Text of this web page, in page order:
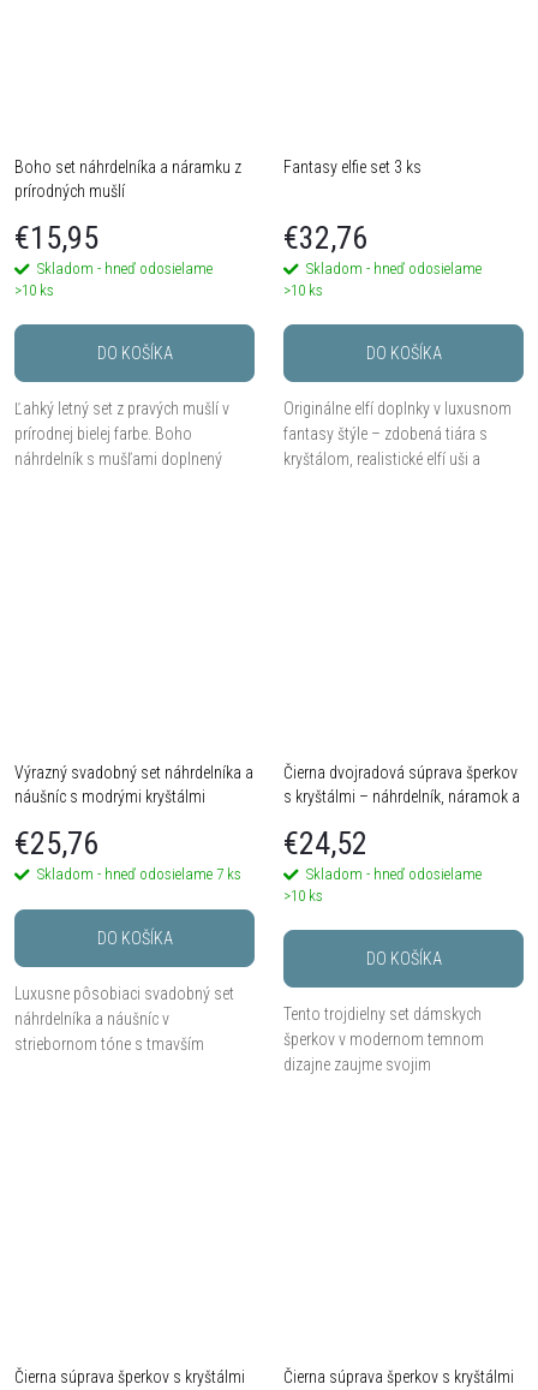
Boho set náhrdelníka a náramku z
prírodných mušlí
€15,95
Skladom - hneď odosielame
>10 ks
DO KOŠÍKA
Ľahký letný set z pravých mušlí v
prírodnej bielej farbe. Boho
náhrdelník s mušľami doplnený
Fantasy elfie set 3 ks
€32,76
Skladom - hneď odosielame
>10 ks
DO KOŠÍKA
Originálne elfí doplnky v luxusnom
fantasy štýle – zdobená tiára s
kryštálom, realistické elfí uši a
Výrazný svadobný set náhrdelníka a
náušníc s modrými kryštálmi
€25,76
Skladom - hneď odosielame 7 ks
DO KOŠÍKA
Luxusne pôsobiaci svadobný set
náhrdelníka a náušníc v
striebornom tóne s tmavším
Čierna dvojradová súprava šperkov
s kryštálmi – náhrdelník, náramok a
€24,52
Skladom - hneď odosielame
>10 ks
DO KOŠÍKA
Tento trojdielny set dámskych
šperkov v modernom temnom
dizajne zaujme svojim
Čierna súprava šperkov s kryštálmi
Čierna súprava šperkov s kryštálmi